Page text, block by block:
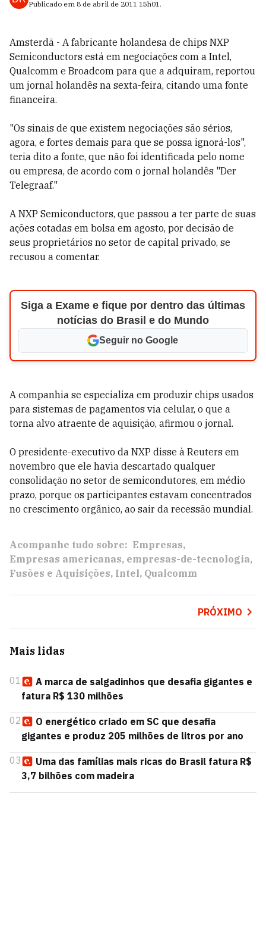
Publicado em 8 de abril de 2011 15h01.
Amsterdã - A fabricante holandesa de chips NXP
Semiconductors está em negociações com a Intel,
Qualcomm e Broadcom para que a adquiram, reportou
um jornal holandês na sexta-feira, citando uma fonte
financeira.
"Os sinais de que existem negociações são sérios,
agora, e fortes demais para que se possa ignorá-los",
teria dito a fonte, que não foi identificada pelo nome
ou empresa, de acordo com o jornal holandês "Der
Telegraaf."
A NXP Semiconductors, que passou a ter parte de suas
ações cotadas em bolsa em agosto, por decisão de
seus proprietários no setor de capital privado, se
recusou a comentar.
Siga a Exame e fique por dentro das últimas
notícias do Brasil e do Mundo
Seguir no Google
A companhia se especializa em produzir chips usados
para sistemas de pagamentos via celular, o que a
torna alvo atraente de aquisição, afirmou o jornal.
O presidente-executivo da NXP disse à Reuters em
novembro que ele havia descartado qualquer
consolidação no setor de semicondutores, em médio
prazo, porque os participantes estavam concentrados
no crescimento orgânico, ao sair da recessão mundial.
Acompanhe tudo sobre: Empresas
Empresas americanas empresas-de-tecnologia
Fusões e Aquisições Intel Qualcomm
PRÓXIMO
Mais lidas
01
A marca de salgadinhos que desafia gigantes e
fatura R$ 130 milhões
02
O energético criado em SC que desafia
gigantes e produz 205 milhões de litros por ano
03
Uma das famílias mais ricas do Brasil fatura R$
3,7 bilhões com madeira